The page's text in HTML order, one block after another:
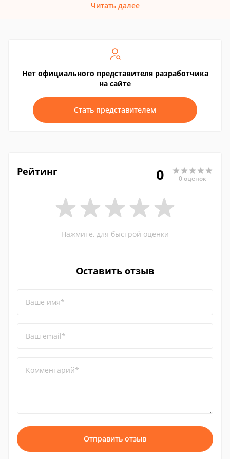
Читать далее
Нет официального представителя разработчика
на сайте
Стать представителем
Рейтинг 0 0 оценок
Нажмите, для быстрой оценки
Оставить отзыв
Ваше имя*
Ваш email*
Комментарий*
Отправить отзыв